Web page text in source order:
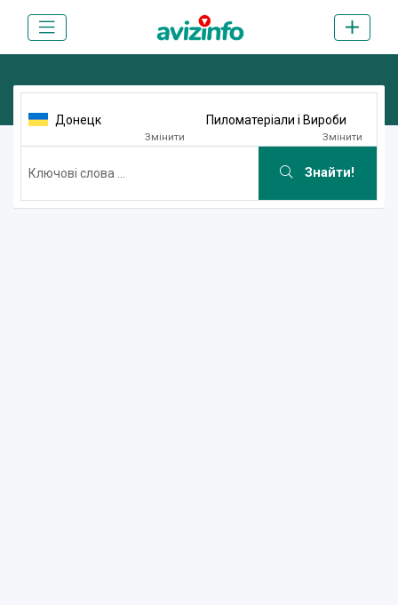
Донецк
Змінити
Пиломатеріали і Вироби
Змінити
Знайти!